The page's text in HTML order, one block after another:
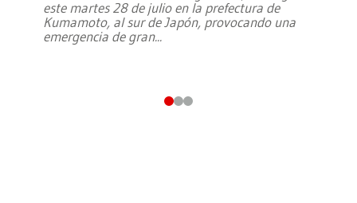
este martes 28 de julio en la prefectura de
Kumamoto, al sur de Japón, provocando una
emergencia de gran...